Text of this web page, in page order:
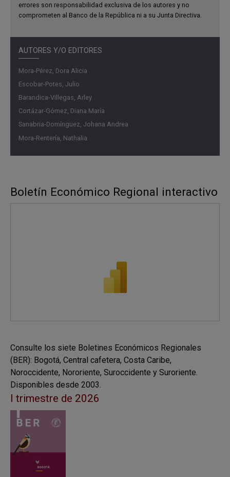
errores son responsabilidad exclusiva de los autores y no
comprometen al Banco de la República ni a su Junta Directiva.
AUTORES Y/O EDITORES
Mora-Pérez, Dora Alicia
Escobar-Potes, Julio
Barandica-Villegas, Arley
Cortázar-Gómez, Diana María
Sanabria-Domínguez, Johana Andrea
Mora-Rentería, Nathalia
Boletín Económico Regional interactivo
Consulte los siete Boletines Económicos Regionales
(BER): Bogotá, Central cafetera, Costa Caribe,
Noroccidente, Nororiente, Suroccidente y Suroriente.
Disponibles desde 2003.
I trimestre de 2026